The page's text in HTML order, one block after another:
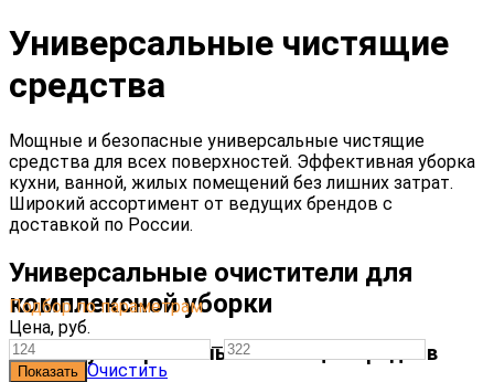
Универсальные чистящие
средства
Мощные и безопасные универсальные чистящие
средства для всех поверхностей. Эффективная уборка
кухни, ванной, жилых помещений без лишних затрат.
Широкий ассортимент от ведущих брендов с
доставкой по России.
Универсальные очистители для
комплексной уборки
? Виды универсальных чистящих средств
Подбор по параметрам
Цена, руб.
—
Очистить